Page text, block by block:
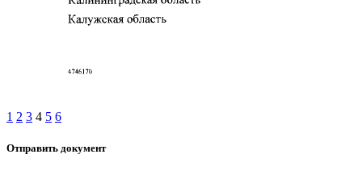
1 2 3 4 5 6
Отправить документ